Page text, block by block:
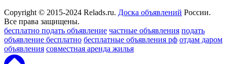
Copyright © 2015-2024 Relads.ru. Доска объявлений России.
Все права защищены.
бесплатно подать объявление частные объявления подать
объявление бесплатно бесплатные объявления рф отдам даром
объявления совместная аренда жилья